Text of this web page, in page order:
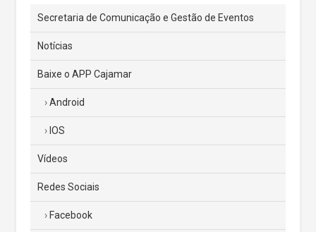
Secretaria de Comunicação e Gestão de Eventos
Notícias
Baixe o APP Cajamar
Android
IOS
Vídeos
Redes Sociais
Facebook